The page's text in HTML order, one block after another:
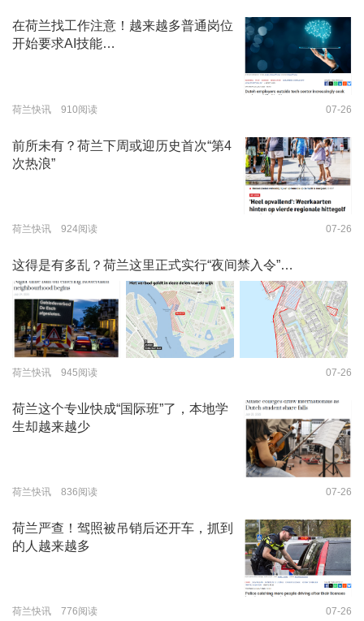
在荷兰找工作注意！越来越多普通岗位
开始要求AI技能…
荷兰快讯 910阅读 07-26
前所未有？荷兰下周或迎历史首次“第4
次热浪”
荷兰快讯 924阅读 07-26
这得是有多乱？荷兰这里正式实行“夜间禁入令”…
荷兰快讯 945阅读 07-26
荷兰这个专业快成“国际班”了，本地学
生却越来越少
荷兰快讯 836阅读 07-26
荷兰严查！驾照被吊销后还开车，抓到
的人越来越多
荷兰快讯 776阅读 07-26